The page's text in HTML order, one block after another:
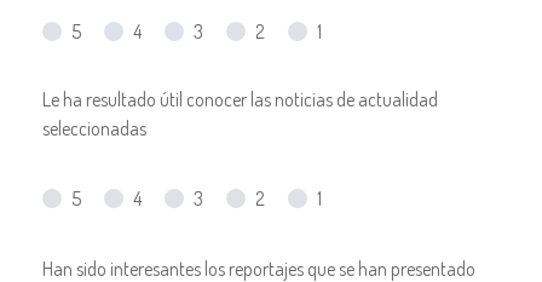
5 4 3 2 1
Le ha resultado útil conocer las noticias de actualidad
seleccionadas
5 4 3 2 1
Han sido interesantes los reportajes que se han presentado